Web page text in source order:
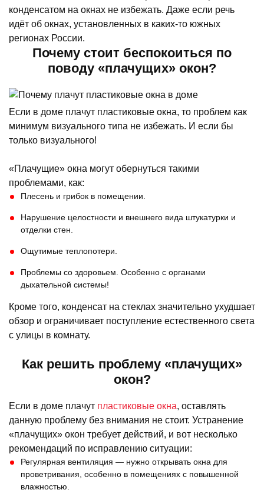
конденсатом на окнах не избежать. Даже если речь
идёт об окнах, установленных в каких-то южных
регионах России.
Почему стоит беспокоиться по
поводу «плачущих» окон?
Если в доме плачут пластиковые окна, то проблем как
минимум визуального типа не избежать. И если бы
только визуального!
«Плачущие» окна могут обернуться такими
проблемами, как:
Плесень и грибок в помещении.
Нарушение целостности и внешнего вида штукатурки и
отделки стен.
Ощутимые теплопотери.
Проблемы со здоровьем. Особенно с органами
дыхательной системы!
Кроме того, конденсат на стеклах значительно ухудшает
обзор и ограничивает поступление естественного света
с улицы в комнату.
Как решить проблему «плачущих»
окон?
Если в доме плачут пластиковые окна, оставлять
данную проблему без внимания не стоит. Устранение
«плачущих» окон требует действий, и вот несколько
рекомендаций по исправлению ситуации:
Регулярная вентиляция — нужно открывать окна для
проветривания, особенно в помещениях с повышенной
влажностью.